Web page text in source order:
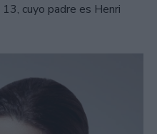
cuyo padre es Henri